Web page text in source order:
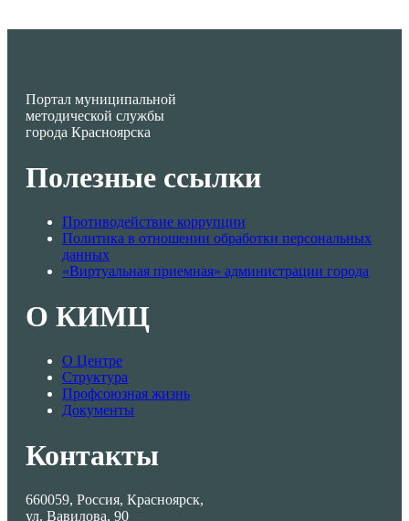
Портал муниципальной
методической службы
города Красноярска
Полезные ссылки
Противодействие коррупции
Политика в отношении обработки персональных
данных
«Виртуальная приемная» администрации города
О КИМЦ
О Центре
Структура
Профсоюзная жизнь
Документы
Контакты
660059, Россия, Красноярск,
ул. Вавилова, 90